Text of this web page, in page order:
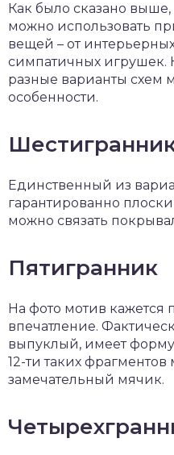
Как было сказано
можно использовать
вещей – от
симпатичных игрушек.
разные варианты схем
особенности.
Единственный из
гарантированно
можно связать
Пятигранник
На фото мотив кажется
впечатление.
выпуклый, имеет
12-ти таких фрагментов
замечательный мячик.